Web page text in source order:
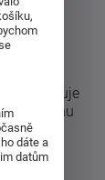
podporuje
na změnu
dáte a
datům